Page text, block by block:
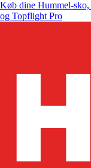
Køb dine Hummel-sko,
og Topflight Pro